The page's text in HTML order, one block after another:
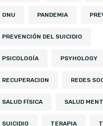
ONU PANDEMIA
PREVENCIÓN DEL SUICIDIO
PSICOLOGÍA PSYHOLOGY
RECUPERACION REDES
SALUD FÍSICA SALUD
SUICIDIO TERAPIA